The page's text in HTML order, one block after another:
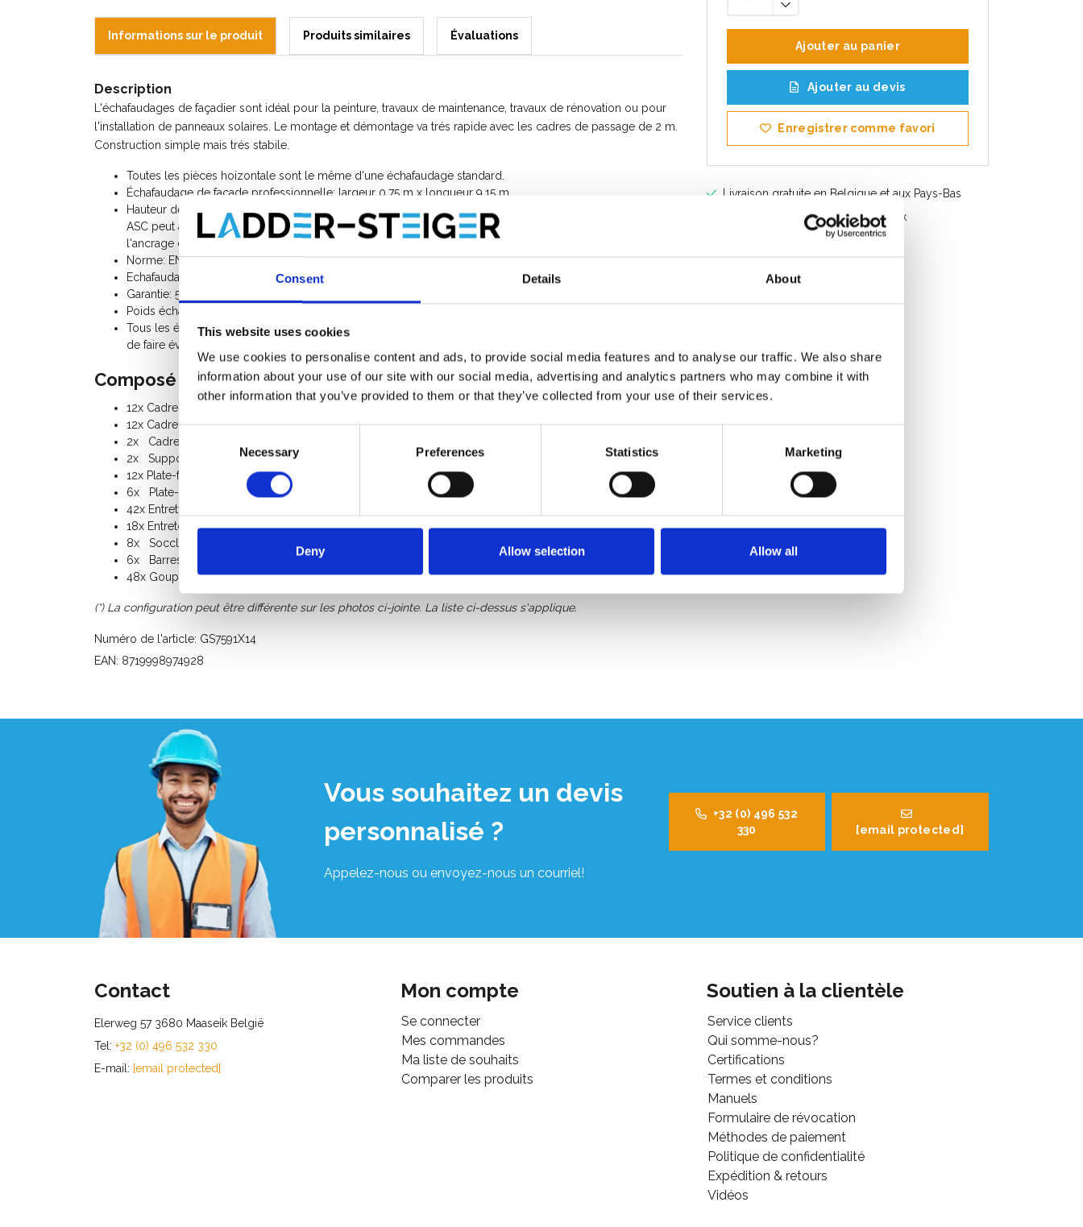
Consent Details About
This website uses cookies
We use cookies to personalise content and ads, to provide social media features and to analyse our traffic. We also share
information about your use of our site with our social media, advertising and analytics partners who may combine it with
other information that you’ve provided to them or that they’ve collected from your use of their services.
Necessary Preferences Statistics Marketing
Deny Allow selection Allow all
Ajouter au panier
Ajouter au devis
Enregistrer comme favori
Livraison gratuite en Belgique et aux Pays-Bas
Service rapide. Disponible en stock
Conseils professionnels
Informations sur le produit Produits similaires Évaluations
Description
L'échafaudages de façadier sont idéal pour la peinture, travaux de maintenance, travaux de rénovation ou pour
l'installation de panneaux solaires. Le montage et démontage va trés rapide avec les cadres de passage de 2 m.
Construction simple mais trés stabile.
Toutes les pièces hoizontale sont le même d'une échafaudage standard.
Échafaudage de façade professionnelle: largeur 0,75 m x longueur 9,15 m
Hauteur de travail 14,00 m / hauteur de plancher 12,00 m + 1,00 m garde-corps (L’échafaudage de façade
ASC peut ainsi être monté jusqu’à une hauteur de travail de 20,00 m / hauteur planchers 18,00 m si
l'ancrage dans le mur)
Norme: EN 12811, usage professionelle
Echafaudage Classe II (150 Kg/m²)
Garantie: 5 ans
Poids échafaudage de façade: 710 Kg
Tous les éléments sont livrables séparément pour vous permettre dans le futur
de faire évoluer votre échafaudage de façade.
Composé du kit:
12x Cadre de 8 échelons 75-200
12x Cadre de passage 75-200
2x Cadre garde-corps 3 échelons 75-100
2x Support garde-corps 75-100
12x Plate-forme 305
6x Plate-forme avec trappe d'acces 305
42x Entretoise horizontale 305
18x Entretoise diagonale 305
8x Soccle réglable à niveau en acier
6x Barres d'amarrage en acier galvanisé avec collier tournant en acier
48x Goupilles de sécurité
(*) La configuration peut être différente sur les photos ci-jointe. La liste ci-dessus s'applique.
Numéro de l'article: GS7591X14
EAN: 8719998974928
Vous souhaitez un devis
personnalisé ?
Appelez-nous ou envoyez-nous un courriel!
+32 (0) 496 532
330
[email protected]
Contact
Elerweg 57 3680 Maaseik België
Tel: +32 (0) 496 532 330
E-mail: [email protected]
Mon compte
Se connecter
Mes commandes
Ma liste de souhaits
Comparer les produits
Soutien à la clientèle
Service clients
Qui somme-nous?
Certifications
Termes et conditions
Manuels
Formulaire de révocation
Méthodes de paiement
Politique de confidentialité
Expédition & retours
Vidéos